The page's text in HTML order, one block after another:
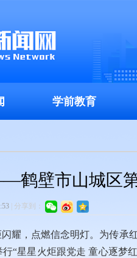
学前教育
鹤壁市山城区
分享到：
耀，点燃信念明灯。为传承
“星星火炬跟党走 童心逐梦